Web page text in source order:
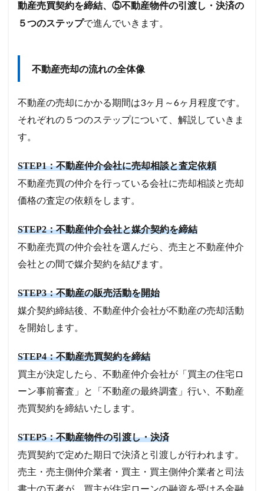
動産売買契約を締結、⑤不動産物件の引渡し・決済の
５つのステップで進んでいきます。
不動産売却の流れの全体像
不動産の売却にかかる期間は3ヶ月～6ヶ月程度です。
それぞれの５つのステップについて、解説していきま
す。
STEP1：不動産仲介会社に売却相談と査定依頼
不動産売買の仲介を行っている会社に売却相談と売却
価格の査定の依頼をします。
STEP2：不動産仲介会社と媒介契約を締結
不動産売買の仲介会社を選んだら、売主と不動産仲介
会社との間で媒介契約を結びます。
STEP3：不動産の販売活動を開始
媒介契約締結後、不動産仲介会社が不動産の売却活動
を開始します。
STEP4：不動産売買契約を締結
買主が決定したら、不動産仲介会社が「買主の住宅ロ
ーン事前審査」と「不動産の最終調査」行い、不動産
売買契約を締結いたします。
STEP5：不動産物件の引渡し・決済
売買契約で定めた期日で決済と引渡しが行われます。
売主・売主側仲介業者・買主・買主側仲介業者と司法
書士の五者が、買主が住宅ローンの融資を受ける金融